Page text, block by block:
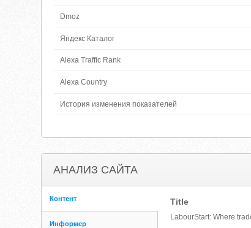
Dmoz
Яндекс Каталог
Alexa Traffic Rank
Alexa Country
История изменения показателей
АНАЛИЗ САЙТА
Контент
Информер
Title
LabourStart: Where